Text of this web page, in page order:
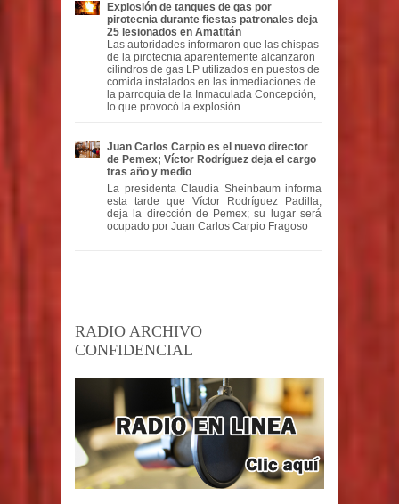
Explosión de tanques de gas por
pirotecnia durante fiestas patronales deja
25 lesionados en Amatitán
Las autoridades informaron que las chispas
de la pirotecnia aparentemente alcanzaron
cilindros de gas LP utilizados en puestos de
comida instalados en las inmediaciones de
la parroquia de la Inmaculada Concepción,
lo que provocó la explosión.
Juan Carlos Carpio es el nuevo director
de Pemex; Víctor Rodríguez deja el cargo
tras año y medio
La presidenta Claudia Sheinbaum informa
esta tarde que Víctor Rodríguez Padilla,
deja la dirección de Pemex; su lugar será
ocupado por Juan Carlos Carpio Fragoso
RADIO ARCHIVO
CONFIDENCIAL